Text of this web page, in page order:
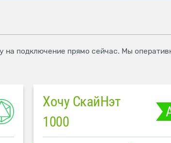
на подключение прямо сейчас. Мы
Хочу СкайНэт
1000